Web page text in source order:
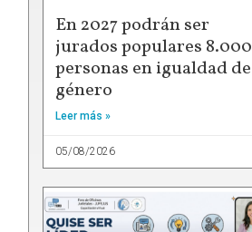
En 2027 podrán ser
jurados populares 8.000
personas en igualdad de
género
Leer más »
05/08/2026